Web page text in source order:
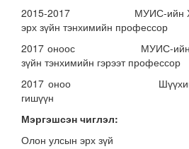
2015-2017 МУИС-ийн
эрх зүйн тэнхимийн профессор
2017 оноос МУИС-ийн
зүйн тэнхимийн гэрээт профессор
2017 оноо Шүүхийн
гишүүн
Мэргэшсэн чиглэл:
Олон улсын эрх зүй